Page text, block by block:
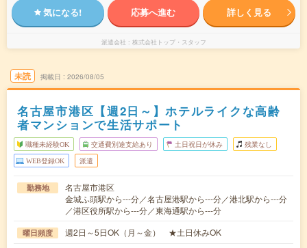
気になる! 応募へ進む 詳しく見る
派遣会社 株式会社トップ・スタッフ
未読 掲載日 2026/08/05
名古屋市港区【週2日～】ホテルライクな高齢
者マンションで生活サポート
職種未経験OK 交通費別途支給あり 土日祝日が休み 残業なし
WEB登録OK 派遣
勤務地
名古屋市港区
金城ふ頭駅から---分／名古屋港駅から---分／港北駅から---分
／港区役所駅から---分／東海通駅から---分
曜日頻度 週2日～5日OK（月～金） ★土日休みOK